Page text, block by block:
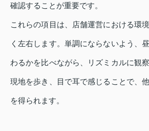
確認することが重要です。
これらの項目は、店舗運営における環
く左右します。単調にならないよう、
わるかを比べながら、リズミカルに観
現地を歩き、目で耳で感じることで、
を得られます。